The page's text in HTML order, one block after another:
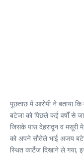
पूछताछ में आरोपी ने बताया
बटेजा को पिछले कई वर्षों से
जिसके पास देहरादून व मसूरी
को अपने सौतेले भाई अजय
स्थित कार्टेज दिखाने ले गया,